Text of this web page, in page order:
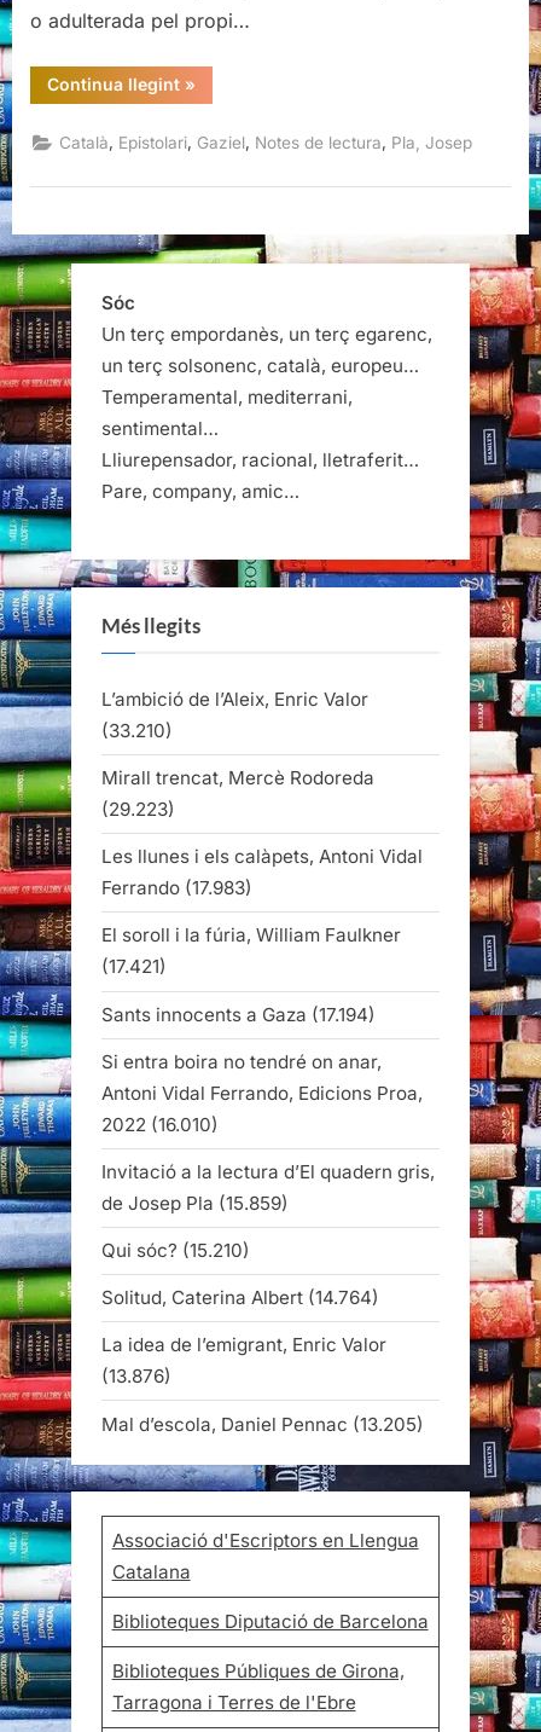
o adulterada pel propi…
Continua llegint“Estimat
amic.
(1946-
1964),
i
»
Català Epistolari Gaziel Notes de lectura Pla, Josep
Sóc
Un terç empordanès, un terç egarenc,
un terç solsonenc, català, europeu…
Temperamental, mediterrani,
sentimental…
Lliurepensador, racional, lletraferit…
Pare, company, amic…
Més llegits
L’ambició de l’Aleix, Enric Valor
(33.210)
Mirall trencat, Mercè Rodoreda
(29.223)
Les llunes i els calàpets, Antoni Vidal
Ferrando (17.983)
El soroll i la fúria, William Faulkner
(17.421)
Sants innocents a Gaza (17.194)
Si entra boira no tendré on anar,
Antoni Vidal Ferrando, Edicions Proa,
2022 (16.010)
Invitació a la lectura d’El quadern gris,
de Josep Pla (15.859)
Qui sóc? (15.210)
Solitud, Caterina Albert (14.764)
La idea de l’emigrant, Enric Valor
(13.876)
Mal d’escola, Daniel Pennac (13.205)
Associació d'Escriptors en Llengua
Catalana
Biblioteques Diputació de Barcelona
Biblioteques Públiques de Girona,
Tarragona i Terres de l'Ebre